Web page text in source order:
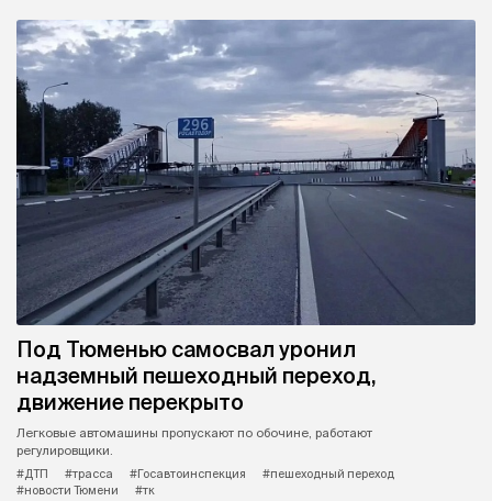
Под Тюменью самосвал уронил
надземный пешеходный переход,
движение перекрыто
Легковые автомашины пропускают по обочине, работают
регулировщики.
#ДТП
#трасса #Госавтоинспекция
#пешеходный переход
#новости Тюмени
#тк